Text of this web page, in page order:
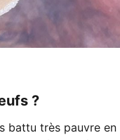
?
battu très pauvre en